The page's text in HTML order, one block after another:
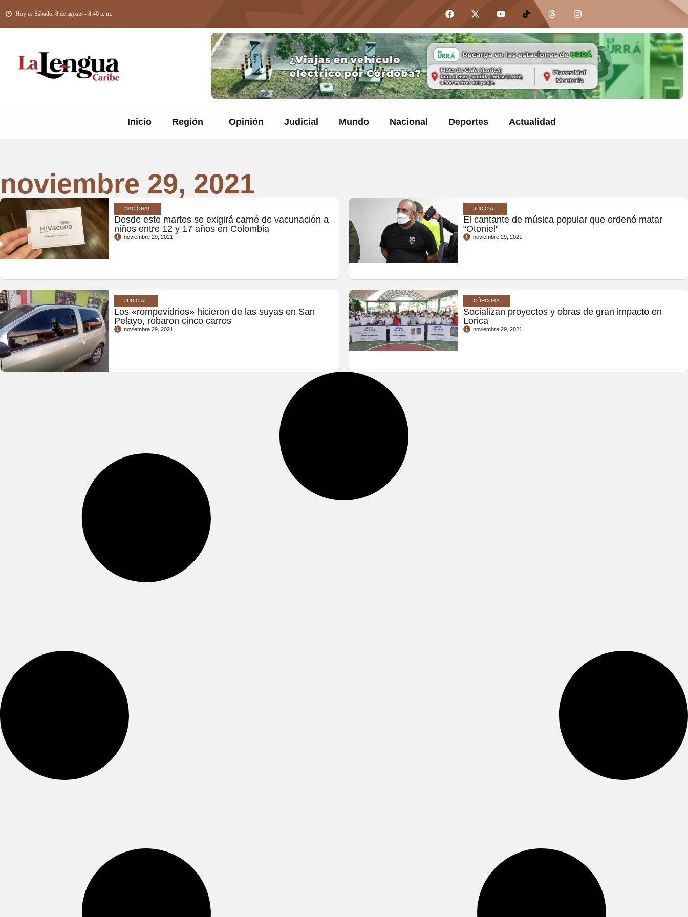
Hoy es Sábado, 8 de agosto - 8:40 a. m.
Inicio Región Opinión Judicial Mundo Nacional Deportes Actualidad
noviembre 29, 2021
NACIONAL
Desde este martes se exigirá carné de vacunación a
niños entre 12 y 17 años en Colombia
noviembre 29, 2021
JUDICIAL
El cantante de música popular que ordenó matar
“Otoniel”
noviembre 29, 2021
JUDICIAL
Los «rompevidrios» hicieron de las suyas en San
Pelayo, robaron cinco carros
noviembre 29, 2021
CÓRDOBA
Socializan proyectos y obras de gran impacto en
Lorica
noviembre 29, 2021